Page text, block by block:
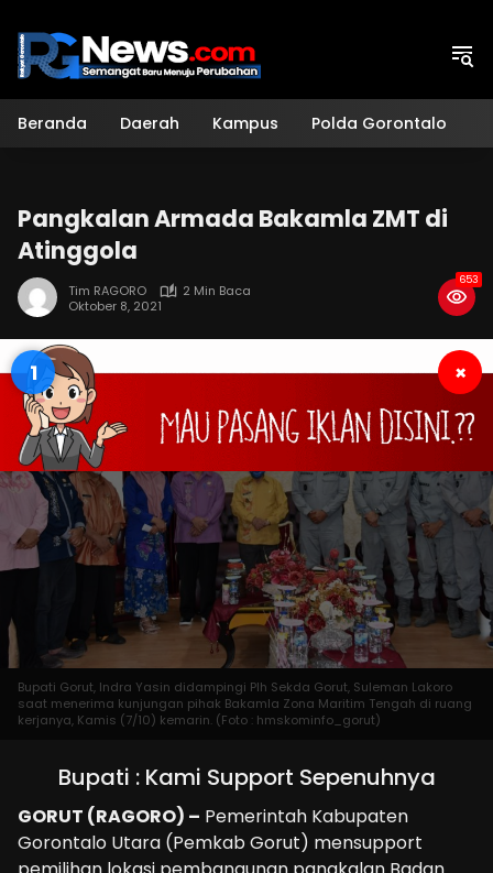
konten
Beranda Daerah Kampus Polda Gorontalo
Pangkalan Armada Bakamla ZMT di
Atinggola
Tim RAGORO
2 Min Baca
Oktober 8, 2021
653
0 ×
Bupati Gorut, Indra Yasin didampingi Plh Sekda Gorut, Suleman Lakoro
saat menerima kunjungan pihak Bakamla Zona Maritim Tengah di ruang
kerjanya, Kamis (7/10) kemarin. (Foto : hmskominfo_gorut)
Bupati : Kami Support Sepenuhnya
GORUT (RAGORO) – Pemerintah Kabupaten
Gorontalo Utara (Pemkab Gorut) mensupport